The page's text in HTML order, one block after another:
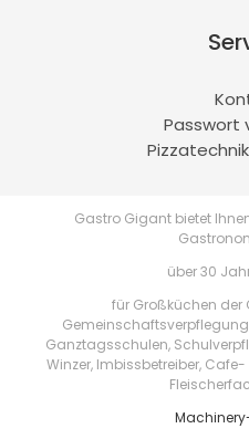
Passwort
Gastro Gigant bietet
über 30
für Großküchen der
Ganztagsschulen,
Winzer, Imbissbetreiber,